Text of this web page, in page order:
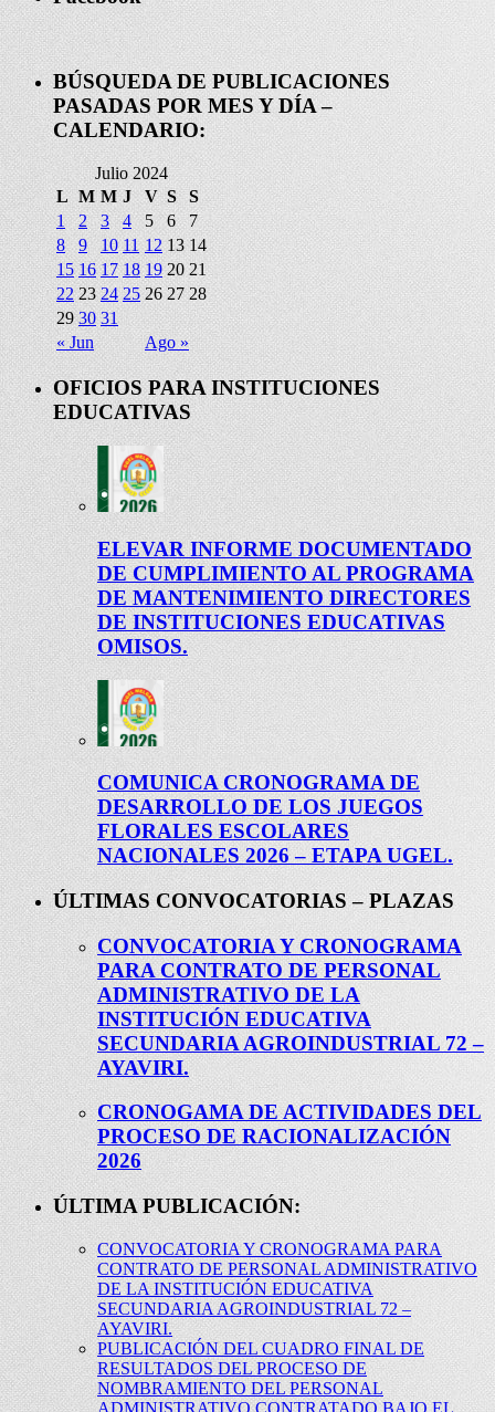
BÚSQUEDA DE PUBLICACIONES
PASADAS POR MES Y DÍA –
CALENDARIO:
Julio 2024
L M M J V S S
« Jun Ago »
1 2 3 4 5 6
7
8
9 10 11 12 13 14
15 16 17 18 19 20 21
22 23 24 25 26 27 28
29 30 31
OFICIOS PARA INSTITUCIONES
EDUCATIVAS
ELEVAR INFORME DOCUMENTADO
DE CUMPLIMIENTO AL PROGRAMA
DE MANTENIMIENTO DIRECTORES
DE INSTITUCIONES EDUCATIVAS
OMISOS.
COMUNICA CRONOGRAMA DE
DESARROLLO DE LOS JUEGOS
FLORALES ESCOLARES
NACIONALES 2026 – ETAPA UGEL.
ÚLTIMAS CONVOCATORIAS – PLAZAS
CONVOCATORIA Y CRONOGRAMA
PARA CONTRATO DE PERSONAL
ADMINISTRATIVO DE LA
INSTITUCIÓN EDUCATIVA
SECUNDARIA AGROINDUSTRIAL 72 –
AYAVIRI.
CRONOGAMA DE ACTIVIDADES DEL
PROCESO DE RACIONALIZACIÓN
2026
ÚLTIMA PUBLICACIÓN:
CONVOCATORIA Y CRONOGRAMA PARA
CONTRATO DE PERSONAL ADMINISTRATIVO
DE LA INSTITUCIÓN EDUCATIVA
SECUNDARIA AGROINDUSTRIAL 72 –
AYAVIRI.
PUBLICACIÓN DEL CUADRO FINAL DE
RESULTADOS DEL PROCESO DE
NOMBRAMIENTO DEL PERSONAL
ADMINISTRATIVO CONTRATADO BAJO EL